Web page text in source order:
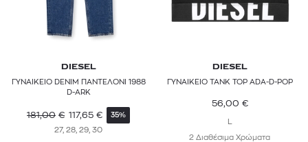
DIESEL
ΓΥΝΑΙΚΕΙΟ DENIM ΠΑΝΤΕΛΟΝΙ 1988
D-ARK
181,00 € 117,65 € 35%
27, 28, 29, 30
DIESEL
ΓΥΝΑΙΚΕΙΟ TANK TOP ADA-D-POP
56,00 €
2 Διαθέσιμα Χρώματα